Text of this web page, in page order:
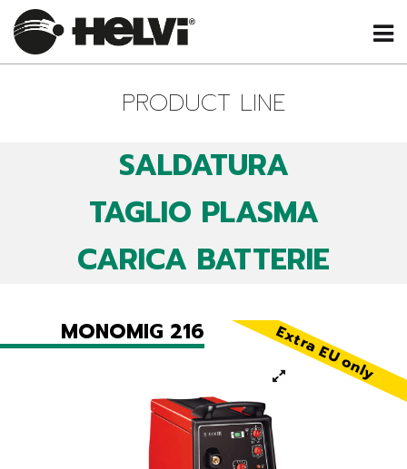
PRODUCT LINE
SALDATURA
TAGLIO PLASMA
CARICA BATTERIE
Extra EU only
MONOMIG 216